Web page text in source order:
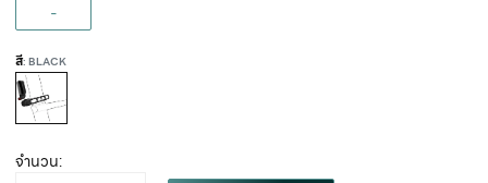
-
สี: BLACK
จำนวน: